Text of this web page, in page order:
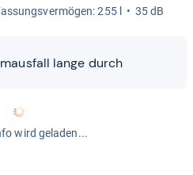
255 l 35 dB
lange durch
wird geladen...